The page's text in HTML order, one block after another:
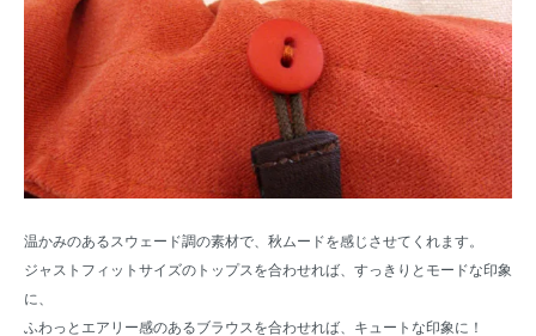
温かみのあるスウェード調の素材で、秋ムードを感じさせてくれます。
ジャストフィットサイズのトップスを合わせれば、すっきりとモードな印象
に、
ふわっとエアリー感のあるブラウスを合わせれば、キュートな印象に！